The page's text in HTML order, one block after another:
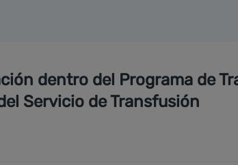
dentro del Programa de
Servicio de Transfusión